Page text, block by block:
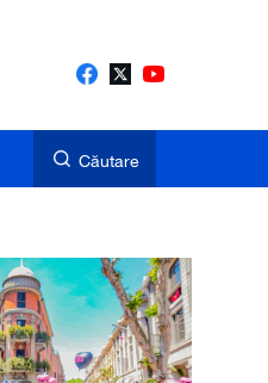
Căutare